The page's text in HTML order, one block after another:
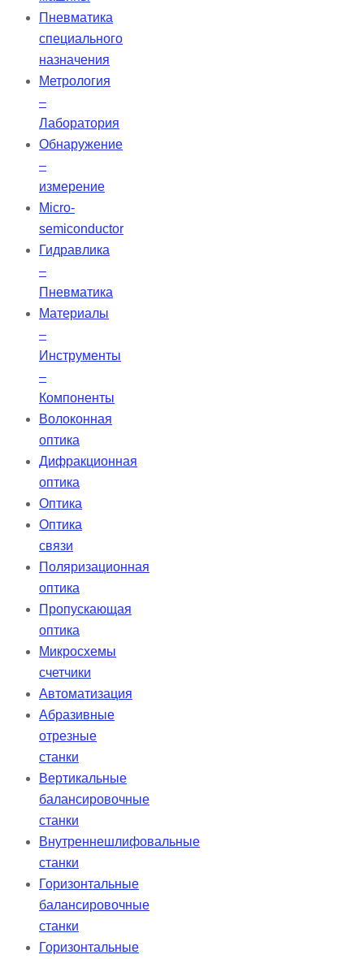
Пневматика
специального
назначения
Метрология
–
Лаборатория
Обнаружение
–
измерение
Micro-
semiconductor
Гидравлика
–
Пневматика
Материалы
–
Инструменты
–
Компоненты
Волоконная
оптика
Дифракционная
оптика
Оптика
Оптика
связи
Поляризационная
оптика
Пропускающая
оптика
Микросхемы
счетчики
Автоматизация
Абразивные
отрезные
станки
Вертикальные
балансировочные
станки
Внутреннешлифовальные
станки
Горизонтальные
балансировочные
станки
Горизонтальные